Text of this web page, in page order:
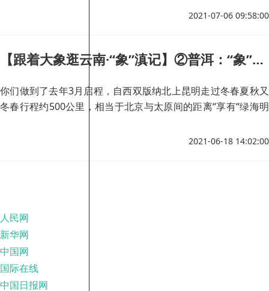
南特有的一张名片。2021-07-06 09:58:00
【跟着大象逛云南·“象”滇记】②普洱：“象”见恨晚的地方
你们做到了去年3月启程，自西双版纳北上昆明走过冬春夏秋又
冬春行程约500公里，相当于北京与太原间的距离“享有“绿海明
2021-06-18 14:02:00
人民网
新华网
中国网
国际在线
中国日报网